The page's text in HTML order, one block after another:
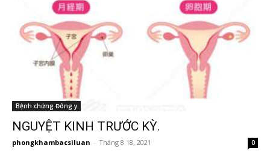
Bệnh chứng Đông y
NGUYỆT KINH TRƯỚC KỲ.
phongkhambacsiluan - Tháng 8 18, 2021 0